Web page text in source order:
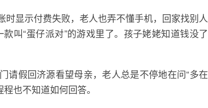
时显示付费失败，老人也弄不懂手机，回家找别人
叫“蛋仔派对”的游戏里了。孩子姥姥知道钱没了
请假回济源看望母亲，老人总是不停地在问“多在
也不知道如何回答。